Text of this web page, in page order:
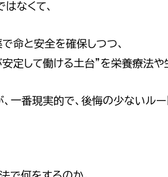
はなくて、
命と安全を確保しつつ、
定して働ける土台”を栄養療法や
一番現実的で、後悔の少ないルー